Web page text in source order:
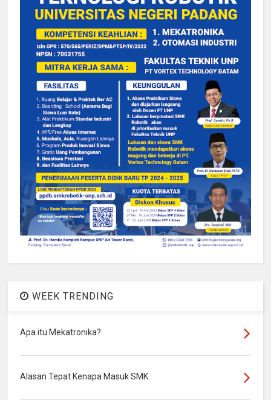
WEEK TRENDING
Apa itu Mekatronika?
Alasan Tepat Kenapa Masuk SMK